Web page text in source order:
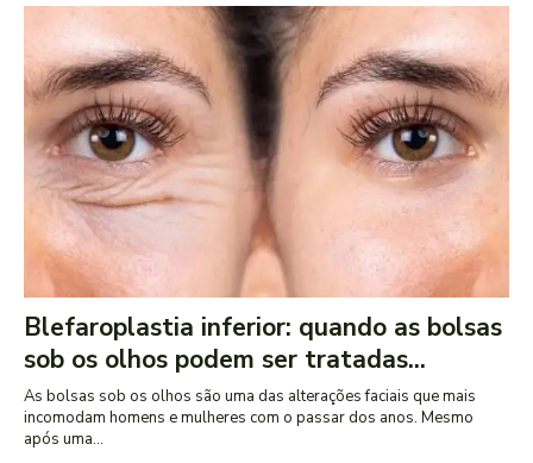
Blefaroplastia inferior: quando as bolsas
sob os olhos podem ser tratadas...
As bolsas sob os olhos são uma das alterações faciais que mais
incomodam homens e mulheres com o passar dos anos. Mesmo
após uma...